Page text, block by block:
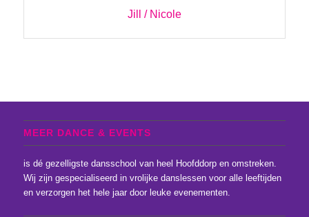
Jill / Nicole
MEER DANCE & EVENTS
is dé gezelligste dansschool van heel Hoofddorp en omstreken.
Wij zijn gespecialiseerd in vrolijke danslessen voor alle leeftijden
en verzorgen het hele jaar door leuke evenementen.